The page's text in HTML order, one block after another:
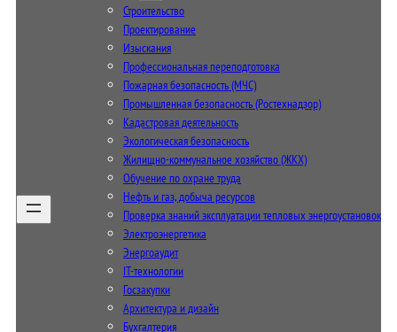
Строительство
Проектирование
Изыскания
Профессиональная переподготовка
Пожарная безопасность (МЧС)
Промышленная безопасность (Ростехнадзор)
Кадастровая деятельность
Экологическая безопасность
Жилищно-коммунальное хозяйство (ЖКХ)
Обучение по охране труда
Нефть и газ, добыча ресурсов
Проверка знаний эксплуатации тепловых энергоустановок
Электроэнергетика
Энергоаудит
IT-технологии
Госзакупки
Архитектура и дизайн
Бухгалтерия